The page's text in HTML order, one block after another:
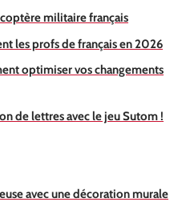
militaire français
les profs de français en 2026
optimiser vos changements
de lettres avec le jeu Sutom !
avec une décoration murale